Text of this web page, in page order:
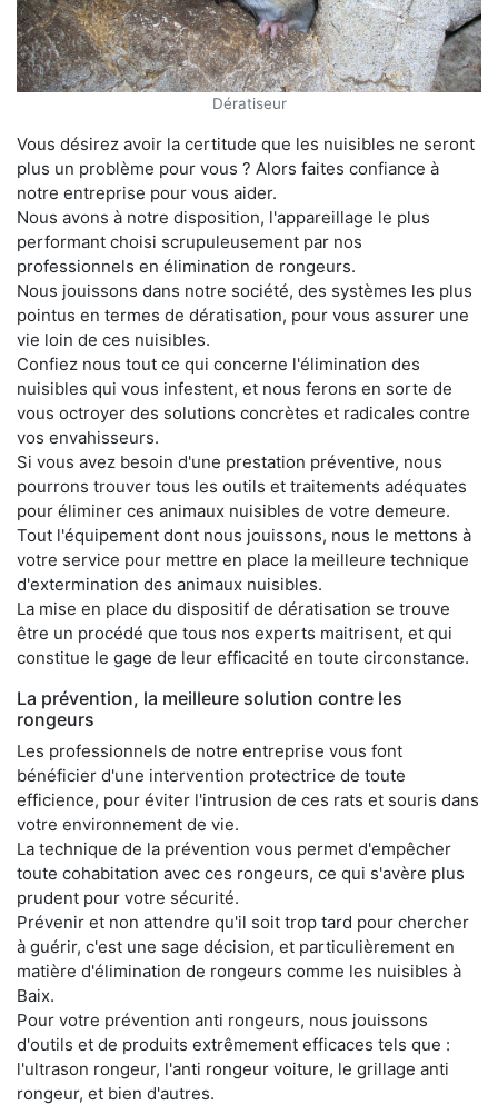
Dératiseur
Vous désirez avoir la certitude que les nuisibles ne seront
plus un problème pour vous ? Alors faites confiance à
notre entreprise pour vous aider.
Nous avons à notre disposition, l'appareillage le plus
performant choisi scrupuleusement par nos
professionnels en élimination de rongeurs.
Nous jouissons dans notre société, des systèmes les plus
pointus en termes de dératisation, pour vous assurer une
vie loin de ces nuisibles.
Confiez nous tout ce qui concerne l'élimination des
nuisibles qui vous infestent, et nous ferons en sorte de
vous octroyer des solutions concrètes et radicales contre
vos envahisseurs.
Si vous avez besoin d'une prestation préventive, nous
pourrons trouver tous les outils et traitements adéquates
pour éliminer ces animaux nuisibles de votre demeure.
Tout l'équipement dont nous jouissons, nous le mettons à
votre service pour mettre en place la meilleure technique
d'extermination des animaux nuisibles.
La mise en place du dispositif de dératisation se trouve
être un procédé que tous nos experts maitrisent, et qui
constitue le gage de leur efficacité en toute circonstance.
La prévention, la meilleure solution contre les
rongeurs
Les professionnels de notre entreprise vous font
bénéficier d'une intervention protectrice de toute
efficience, pour éviter l'intrusion de ces rats et souris dans
votre environnement de vie.
La technique de la prévention vous permet d'empêcher
toute cohabitation avec ces rongeurs, ce qui s'avère plus
prudent pour votre sécurité.
Prévenir et non attendre qu'il soit trop tard pour chercher
à guérir, c'est une sage décision, et particulièrement en
matière d'élimination de rongeurs comme les nuisibles à
Baix.
Pour votre prévention anti rongeurs, nous jouissons
d'outils et de produits extrêmement efficaces tels que :
l'ultrason rongeur, l'anti rongeur voiture, le grillage anti
rongeur, et bien d'autres.